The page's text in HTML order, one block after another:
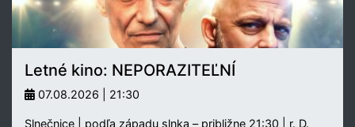
Letné kino: NEPORAZITEĽNÍ
07.08.2026 | 21:30
Slnečnice | podľa západu slnka – približne 21:30 | r. D.